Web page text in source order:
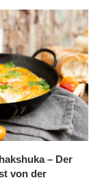
– Der
von der